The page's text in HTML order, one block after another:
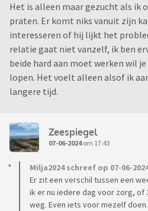
Het is alleen maar gezucht als ik
praten. Er komt niks vanuit zijn
interesseren of hij lijkt het
relatie gaat niet vanzelf, ik ben
beide hard aan moet werken wil
lopen. Het voelt alleen alsof ik
langere tijd.
Zeespiegel
07-06-2024om 17:43
Milja2024 schreef op 07-06-
Er zit een verschil tussen een
ik er nu iedere dag voor zorg, of
weg. Even iets voor mezelf